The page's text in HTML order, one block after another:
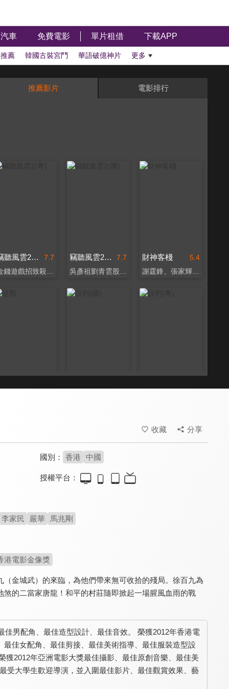
汽車 免費電影 單片租借 下載APP
薦 韓國古裝宮鬥 華語破億神片 更多
推薦影片 電影排行
7.7
竊聽風雲2(粵)
金錢遊戲招致殺身之禍
7.7
竊聽風雲2(國)
吳彥祖劉青雲股壇鬥智
5.4
財神客棧
謝霆鋒、張家輝同台搞笑
8.1
行(國)
劉德華演出超狠反派毒梟
潛行(粵)
4.5
機圖
假神捕鬥智權謀
4.2
情斷悔龍寺
半張藏寶圖引發血案！
5.9
狄仁傑之奪命妖僧
狄仁傑力破妖僧詭案
收藏 分享
國別： 香港 中國
授權平台：
李家民 嚴華 馬兆剛
港電影金像獎
金城武）的來臨，為他們帶來無可收拾的殘局。徐百九為
的二當家唐龍！和平的村莊隨即掀起一場腥風血雨的戰
男配角、最佳造型設計、最佳音效。 榮獲2012年香港電
佳女配角、最佳剪接、最佳美術指導、最佳服裝造型設
2012年亞洲電影大獎最佳攝影、最佳原創音樂、最佳美
受大學生歡迎導演，並入圍最佳影片、最佳觀賞效果、藝